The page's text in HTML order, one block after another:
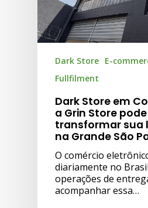
Dark Store E-
Fullfilment
Dark Store em
a Grin Store pode
transformar sua
na Grande São
O comércio
diariamente no
operações de
acompanhar essa…